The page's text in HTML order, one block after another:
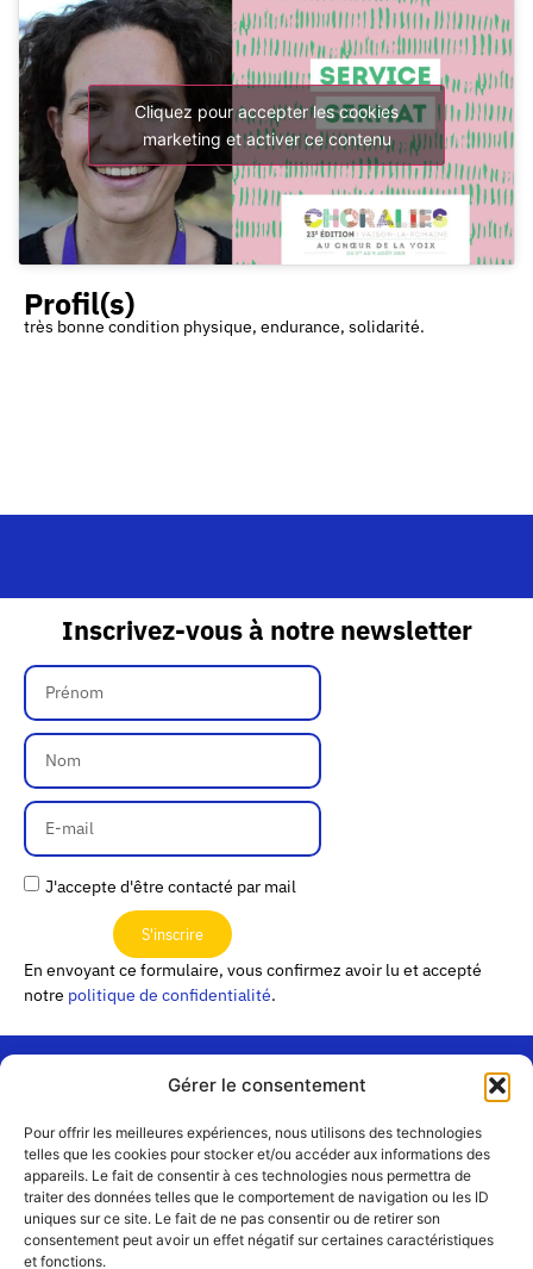
Gérer le consentement
Pour offrir les meilleures expériences, nous utilisons des technologies
telles que les cookies pour stocker et/ou accéder aux informations des
appareils. Le fait de consentir à ces technologies nous permettra de
traiter des données telles que le comportement de navigation ou les ID
uniques sur ce site. Le fait de ne pas consentir ou de retirer son
consentement peut avoir un effet négatif sur certaines caractéristiques
et fonctions.
Cliquez pour accepter les cookies
marketing et activer ce contenu
Profil(s)
très bonne condition physique, endurance, solidarité.
Inscrivez-vous à notre newsletter
J'accepte d'être contacté par mail
S'inscrire
En envoyant ce formulaire, vous confirmez avoir lu et accepté
notre politique de confidentialité.
Contact
Équipe
« Les
Passerelles »
24 Avenue
Joannès
Masset
CS51001
Rejoignez-
nous